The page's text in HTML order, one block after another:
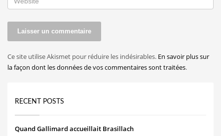
Ce site utilise Akismet pour réduire les indésirables. En savoir plus sur
la façon dont les données de vos commentaires sont traitées.
RECENT POSTS
Quand Gallimard accueillait Brasillach